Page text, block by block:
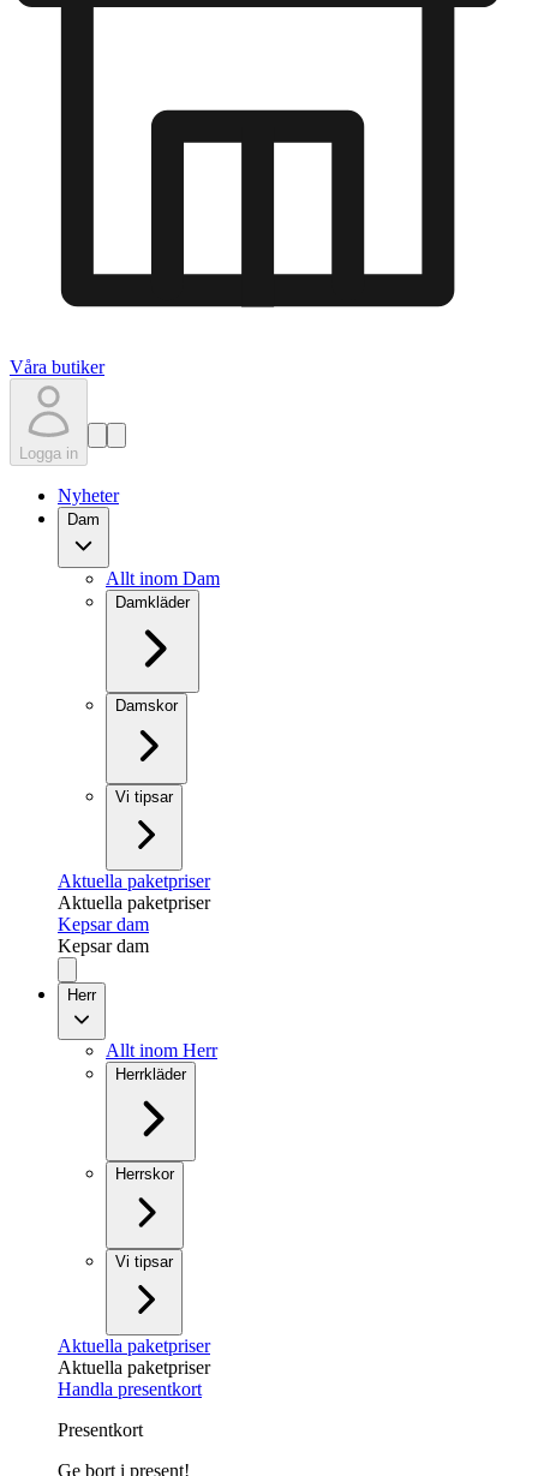
Våra butiker
Logga in
Nyheter
Dam
Allt inom Dam
Damkläder
Damskor
Vi tipsar
Aktuella paketpriser
Aktuella paketpriser
Kepsar dam
Kepsar dam
Herr
Allt inom Herr
Herrkläder
Herrskor
Vi tipsar
Aktuella paketpriser
Aktuella paketpriser
Handla presentkort
Presentkort
Ge bort i present!